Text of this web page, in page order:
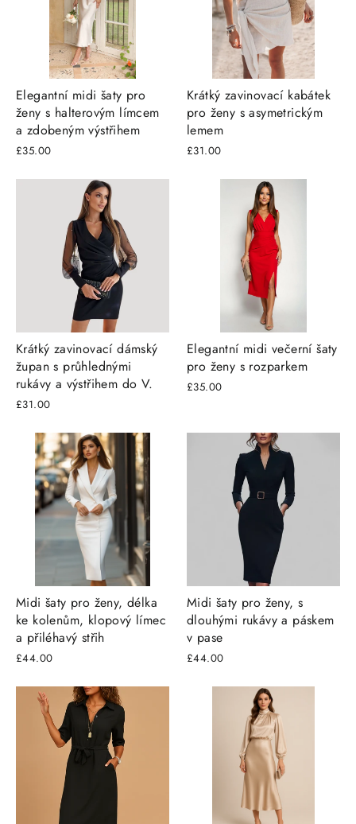
Elegantní midi šaty pro
ženy s halterovým límcem
a zdobeným výstřihem
£35.00
Krátký zavinovací kabátek
pro ženy s asymetrickým
lemem
£31.00
Krátký zavinovací dámský
župan s průhlednými
rukávy a výstřihem do V.
£31.00
Elegantní midi večerní šaty
pro ženy s rozparkem
£35.00
Midi šaty pro ženy, délka
ke kolenům, klopový límec
a přiléhavý střih
£44.00
Midi šaty pro ženy, s
dlouhými rukávy a páskem
v pase
£44.00